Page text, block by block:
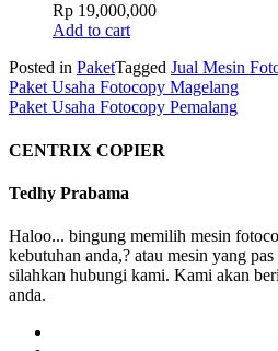
Rp 19,000,000
Add to cart
Posted in PaketTagged Jual Mesin
Post
navigation
Paket Usaha Fotocopy Magelang
Paket Usaha Fotocopy Pemalang
CENTRIX COPIER
Tedhy Prabama
Haloo... bingung memilih mesin
kebutuhan anda,? atau mesin yang
silahkan hubungi kami. Kami akan
anda.